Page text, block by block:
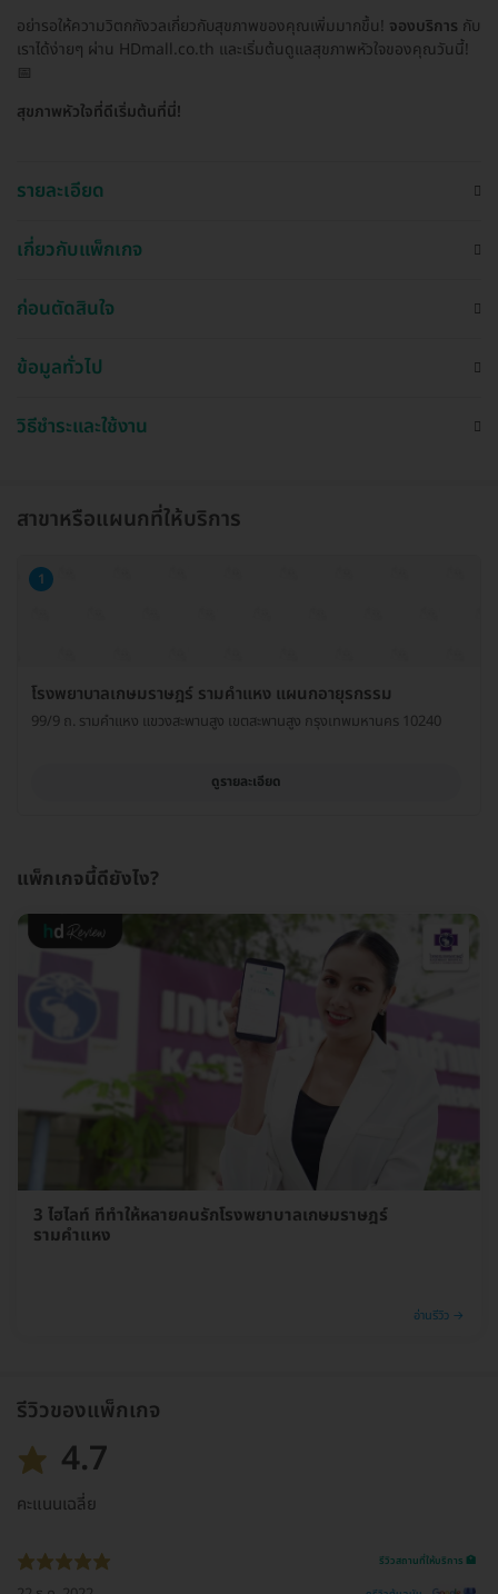
อย่ารอให้ความวิตกกังวลเกี่ยวกับสุขภาพของคุณเพิ่มมากขึ้น! จองบริการ กับ
เราได้ง่ายๆ ผ่าน HDmall.co.th และเริ่มต้นดูแลสุขภาพหัวใจของคุณวันนี้!
📅
สุขภาพหัวใจที่ดีเริ่มต้นที่นี่!
รายละเอียด
เกี่ยวกับแพ็กเกจ
ก่อนตัดสินใจ
ข้อมูลทั่วไป
วิธีชำระและใช้งาน
สาขาหรือแผนกที่ให้บริการ
1
โรงพยาบาลเกษมราษฎร์ รามคำแหง แผนกอายุรกรรม
99/9 ถ. รามคำแหง แขวงสะพานสูง เขตสะพานสูง กรุงเทพมหานคร 10240
ดูรายละเอียด
แพ็กเกจนี้ดียังไง?
3 ไฮไลท์ ที่ทำให้หลายคนรักโรงพยาบาลเกษมราษฎร์
รามคำแหง
อ่านรีวิว →
รีวิวของแพ็กเกจ
4.7
คะแนนเฉลี่ย
รีวิวสถานที่ให้บริการ 🏥